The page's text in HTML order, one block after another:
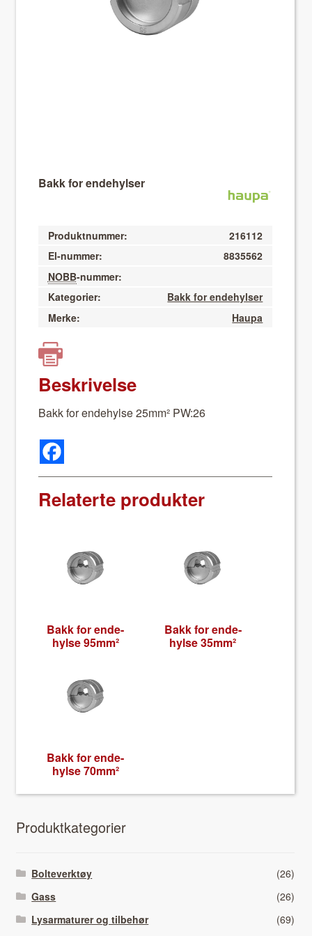
About VIX
Bakk for endehylser
Produktnummer:
216112
El-nummer:
8835562
NOBB-nummer:
Kategorier:
Bakk for endehylser
Merke:
Haupa
Beskrivelse
Bakk for ende­hylse 25mm² PW:26
Relaterte produkter
Bakk for ende­
hylse 95mm²
Bakk for ende­
hylse 35mm²
Bakk for ende­
hylse 70mm²
Pro­duk­tkat­e­gori­er
Bolteverktøy
(26)
Gass
(26)
Lysarmaturer og tilbehør
(69)